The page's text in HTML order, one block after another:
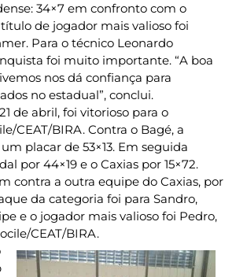
34×7 em confronto com o
de jogador mais valioso foi
Para o técnico Leonardo
foi muito importante. “A boa
nos dá confiança para
no estadual”, conclui.
de abril, foi vitorioso para o
CEAT/BIRA. Contra o Bagé, a
placar de 53×13. Em seguida
por 44×19 e o Caxias por 15×72.
contra a outra equipe do Caxias, por
da categoria foi para Sandro,
e o jogador mais valioso foi Pedro,
CEAT/BIRA.